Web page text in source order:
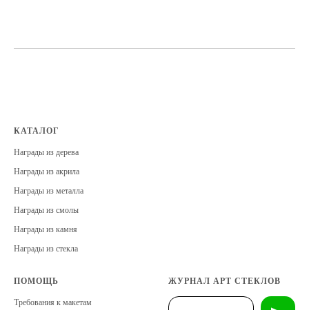
КАТАЛОГ
Награды из дерева
Награды из акрила
Награды из металла
Награды из смолы
Награды из камня
Награды из стекла
ПОМОЩЬ
Требования к макетам
ЖУРНАЛ АРТ СТЕКЛОВ